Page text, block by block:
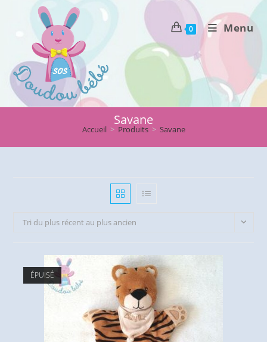
0 Menu
Savane
Accueil > Produits > Savane
Tri du plus récent au plus ancien
ÉPUISÉ